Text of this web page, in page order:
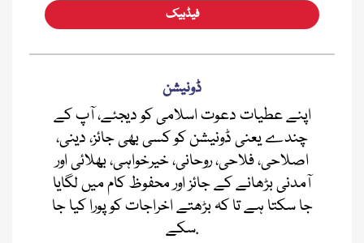
فیڈبیک
ڈونیشن
اپنے عطیات دعوت اسلامی کو دیجئے، آپ کے
چندے یعنی ڈونیشن کو کسی بھی جائز، دینی،
اصلاحی، فلاحی، روحانی، خیرخواہی، بھلائی اور
آمدنی بڑھانے کے جائز اور محفوظ کام میں لگایا
جا سکتا ہے تا کہ بڑھتے اخراجات کو پورا کیا جا
سکے.